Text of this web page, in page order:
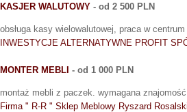
KASJER WALUTOWY - od 2 500 PLN
obsługa kasy wielowalutowej, praca w
INWESTYCJE ALTERNATYWNE PROFIT
MONTER MEBLI - od 1 000 PLN
montaż mebli z paczek. wymagana
Firma " R-R " Sklep Meblowy Ryszard Rosalski